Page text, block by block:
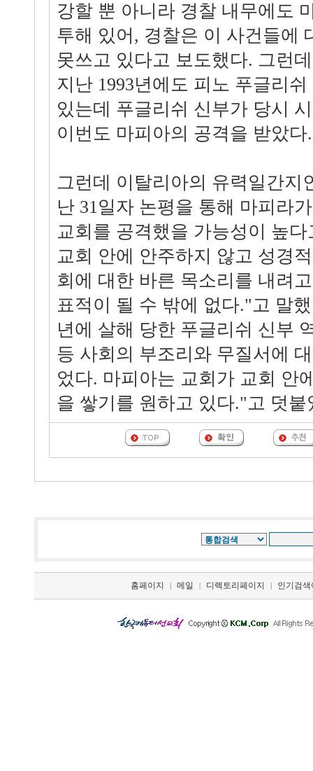
강할 뿐 아니라 경찰 내무에도
투해 있어, 경찰은 이 사건들에
못쓰고 있다고 보도했다. 그런
지난 1993년에도 피노 푸글리
있는데 푸글리쉬 신부가 당시
이번도 마피아의 공격을 받았다.
그런데 이탈리아의 유력일간지
난 31일자 논평을 통해 마피라
교회를 공격했을 가능성이 높
교회 안에 안주하지 않고 성경
회에 대한 바른 목소리를 내려
표적이 될 수 밖에 없다."고 말
년에 살해 당한 푸글리쉬 신부
등 사회의 부조리와 무질서에
었다. 마피아는 교회가 교회 안
을 쌓기를 원하고 있다."고 덧붙
홈페이지 | 메일 | 디렉토리페이지 | 인기검색